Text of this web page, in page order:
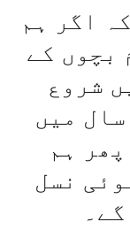
اگر ہم
بچوں کے
شروع
میں
ہم
نسل